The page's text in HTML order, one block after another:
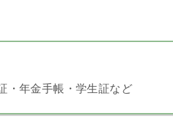
・年金手帳・学生証など